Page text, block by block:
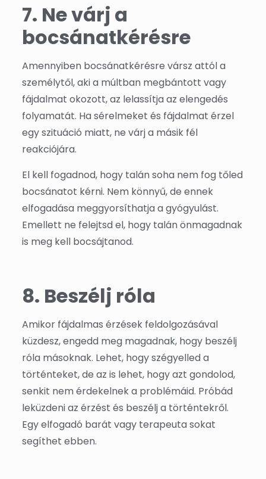
7. Ne várj a
bocsánatkérésre
Amennyiben bocsánatkérésre vársz attól a
személytől, aki a múltban megbántott vagy
fájdalmat okozott, az lelassítja az elengedés
folyamatát. Ha sérelmeket és fájdalmat érzel
egy szituáció miatt, ne várj a másik fél
reakciójára.
El kell fogadnod, hogy talán soha nem fog tőled
bocsánatot kérni. Nem könnyű, de ennek
elfogadása meggyorsíthatja a gyógyulást.
Emellett ne felejtsd el, hogy talán önmagadnak
is meg kell bocsájtanod.
8. Beszélj róla
Amikor fájdalmas érzések feldolgozásával
küzdesz, engedd meg magadnak, hogy beszélj
róla másoknak. Lehet, hogy szégyelled a
történteket, de az is lehet, hogy azt gondolod,
senkit nem érdekelnek a problémáid. Próbád
leküzdeni az érzést és beszélj a történtekről.
Egy elfogadó barát vagy terapeuta sokat
segíthet ebben.